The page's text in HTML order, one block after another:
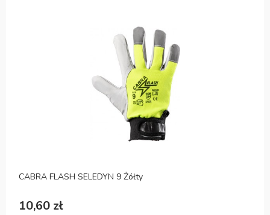
CABRA FLASH SELEDYN 9 Żółty
10,60 zł